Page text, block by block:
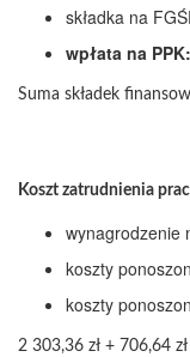
składka na
wpłata na
Suma składek
Koszt zatrudnienia
wynagrodzenie
koszty
koszty
2 303,36 zł + 706,64